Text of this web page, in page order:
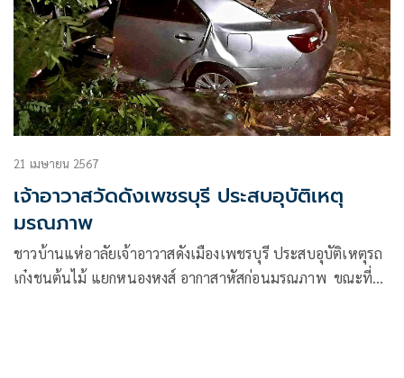
21 เมษายน 2567
เจ้าอาวาสวัดดังเพชรบุรี ประสบอุบัติเหตุ
มรณภาพ
ชาวบ้านแห่อาลัยเจ้าอาวาสดังเมืองเพชรบุรี ประสบอุบัติเหตุรถ
เก๋งชนต้นไม้ แยกหนองหงส์ อากาสาหัสก่อนมรณภาพ ขณะที่